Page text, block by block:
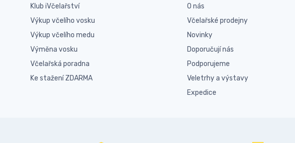
Klub iVčelařství
Výkup včelího vosku
Výkup včelího medu
Výměna vosku
Včelařská poradna
Ke stažení ZDARMA
O nás
Včelařské prodejny
Novinky
Doporučují nás
Podporujeme
Veletrhy a výstavy
Expedice